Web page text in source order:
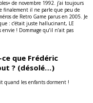
de novembre 1992. j’ai toujours
finalement il ne parle que peu de
de Retro Game parus en 2005. Je
: c’était juste hallucinant, LE
! Dommage qu’il n’ait pas
que Frédéric
? (désolé…)
quand les enfants dorment !